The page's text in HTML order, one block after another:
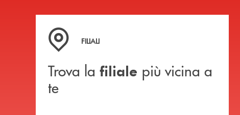
Trova la filiale più vicina a te
FILIALI
Trova la filiale più vicina a
te